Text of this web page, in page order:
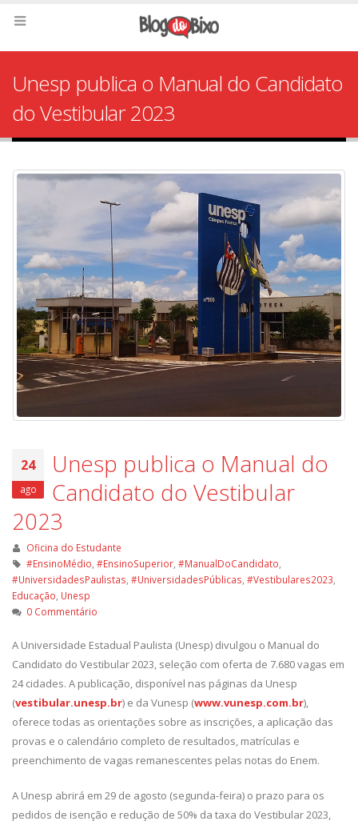
Unesp publica o Manual do Candidato
do Vestibular 2023
24
ago
Unesp publica o Manual do
Candidato do Vestibular
2023
Oficina do Estudante
#EnsinoMédio #EnsinoSuperior, #ManualDoCandidato
#UniversidadesPaulistas #UniversidadesPúblicas #Vestibulares2023
Educação Unesp
0 Commentário
A Universidade Estadual Paulista (Unesp) divulgou o Manual do
Candidato do Vestibular 2023, seleção com oferta de 7.680 vagas em
24 cidades. A publicação, disponível nas páginas da Unesp
(vestibular.unesp.br) e da Vunesp (www.vunesp.com.br),
oferece todas as orientações sobre as inscrições, a aplicação das
provas e o calendário completo de resultados, matrículas e
preenchimento de vagas remanescentes pelas notas do Enem.
A Unesp abrirá em 29 de agosto (segunda-feira) o prazo para os
pedidos de isenção e redução de 50% da taxa do Vestibular 2023,